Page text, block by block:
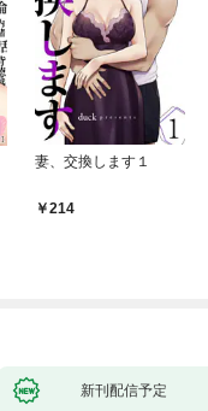
妻、交換します１
214
新刊配信予定